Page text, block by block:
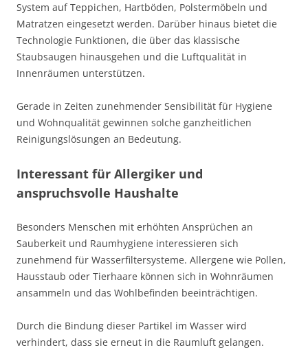
System auf Teppichen, Hartböden, Polstermöbeln und
Matratzen eingesetzt werden. Darüber hinaus bietet die
Technologie Funktionen, die über das klassische
Staubsaugen hinausgehen und die Luftqualität in
Innenräumen unterstützen.
Gerade in Zeiten zunehmender Sensibilität für Hygiene
und Wohnqualität gewinnen solche ganzheitlichen
Reinigungslösungen an Bedeutung.
Interessant für Allergiker und
anspruchsvolle Haushalte
Besonders Menschen mit erhöhten Ansprüchen an
Sauberkeit und Raumhygiene interessieren sich
zunehmend für Wasserfiltersysteme. Allergene wie Pollen,
Hausstaub oder Tierhaare können sich in Wohnräumen
ansammeln und das Wohlbefinden beeinträchtigen.
Durch die Bindung dieser Partikel im Wasser wird
verhindert, dass sie erneut in die Raumluft gelangen.